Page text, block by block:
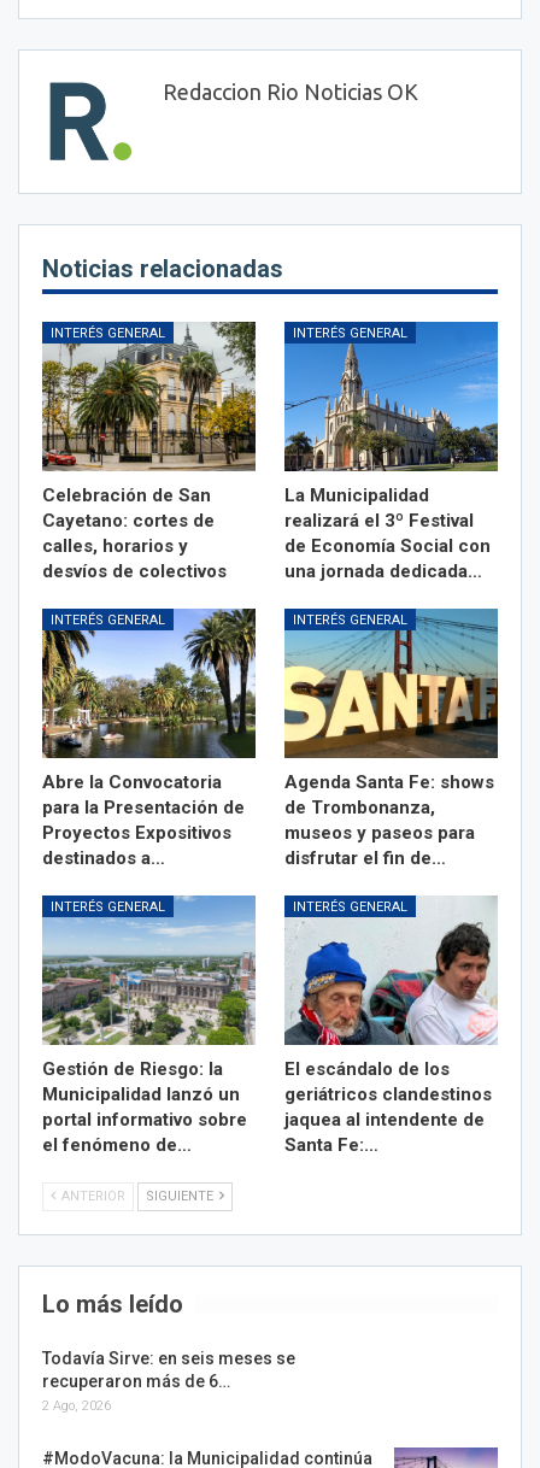
Redaccion Rio Noticias OK
Noticias relacionadas
INTERÉS GENERAL
Celebración de San
Cayetano: cortes de
calles, horarios y
desvíos de colectivos
INTERÉS GENERAL
La Municipalidad
realizará el 3º Festival
de Economía Social con
una jornada dedicada…
INTERÉS GENERAL
Abre la Convocatoria
para la Presentación de
Proyectos Expositivos
destinados a…
INTERÉS GENERAL
Agenda Santa Fe: shows
de Trombonanza,
museos y paseos para
disfrutar el fin de…
INTERÉS GENERAL
Gestión de Riesgo: la
Municipalidad lanzó un
portal informativo sobre
el fenómeno de…
INTERÉS GENERAL
El escándalo de los
geriátricos clandestinos
jaquea al intendente de
Santa Fe:…
ANTERIOR SIGUIENTE
Lo más leído
Todavía Sirve: en seis meses se
recuperaron más de 6…
2 Ago, 2026
#ModoVacuna: la Municipalidad continúa